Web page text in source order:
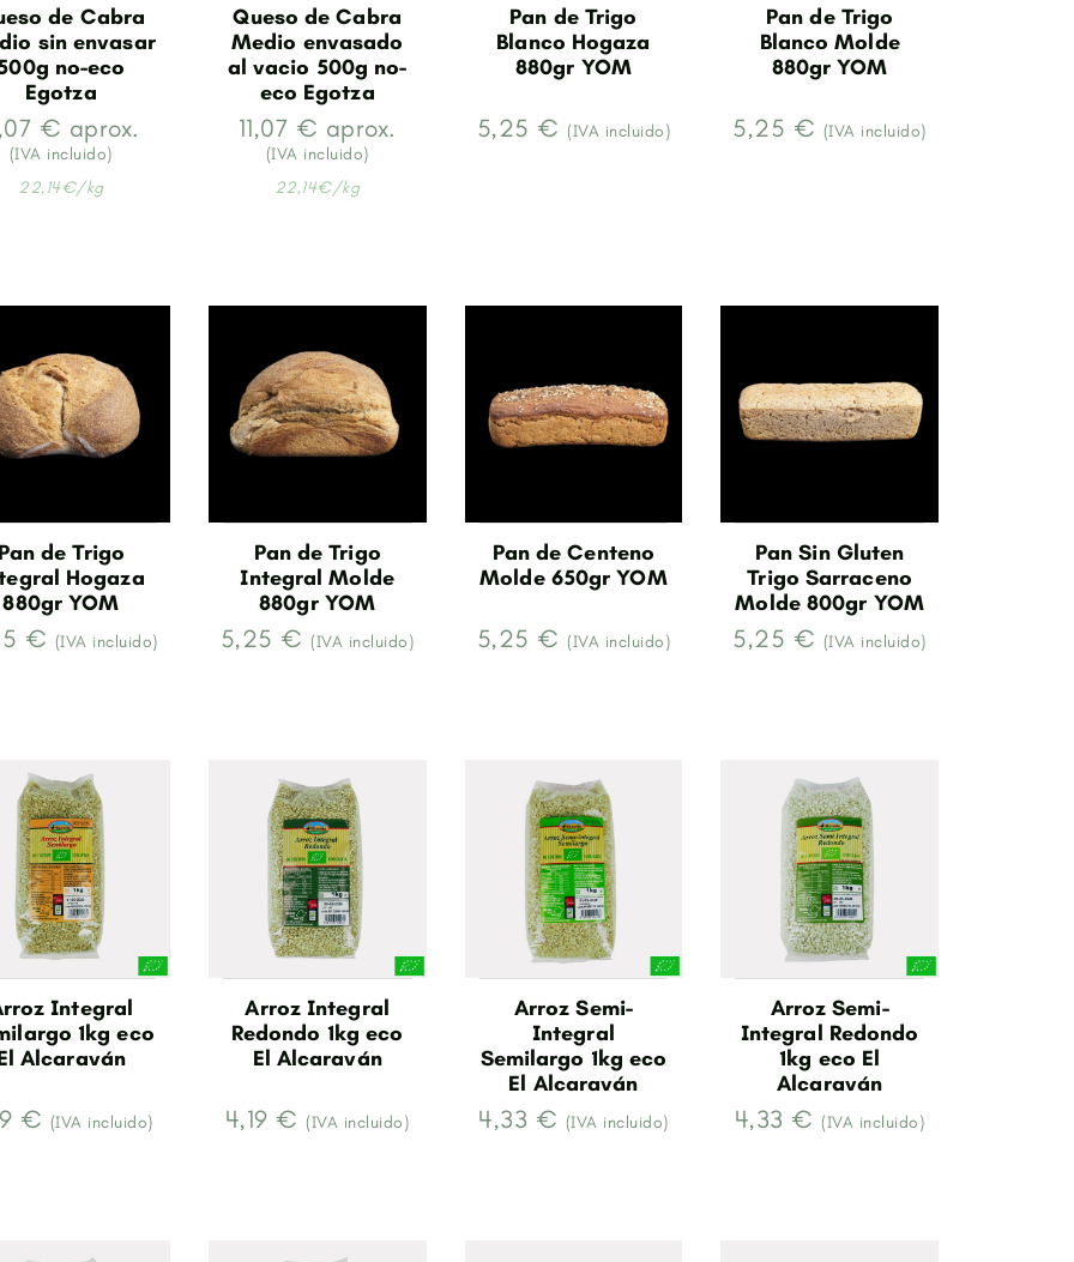
de Cabra
sin envasar
no-eco
Egotza
€ aprox.
(IVA incluido)
22,14€/kg
Queso de Cabra
Medio envasado
al vacio 500g no-
eco Egotza
11,07 € aprox.
(IVA incluido)
22,14€/kg
Pan de Trigo
Blanco Hogaza
880gr YOM
5,25 €(IVA incluido)
Pan de Trigo
Blanco Molde
880gr YOM
5,25 € (IVA incluido)
Pan de Trigo
Hogaza
880gr YOM
€ (IVA incluido)
Pan de Trigo
Integral Molde
880gr YOM
5,25 €(IVA incluido)
Pan de Centeno
Molde 650gr YOM
5,25 €(IVA incluido)
Pan Sin Gluten
Trigo Sarraceno
Molde 800gr YOM
5,25 € (IVA incluido)
Integral
1kg eco
Alcaraván
€ (IVA incluido)
Arroz Integral
Redondo 1kg eco
El Alcaraván
4,19 €(IVA incluido)
Arroz Semi-
Integral
Semilargo 1kg eco
El Alcaraván
4,33 € (IVA incluido)
Arroz Semi-
Integral Redondo
1kg eco El
Alcaraván
4,33 €(IVA incluido)